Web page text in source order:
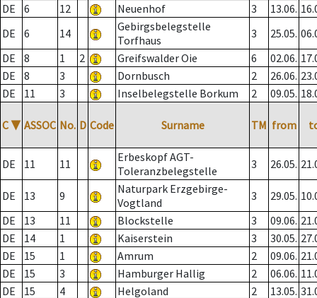
DE
6 12 Neuenhof 3 13.06.
DE
6 14
Gebirgsbelegstelle
Torfhaus
3 25.05.
DE
8 1 2 Greifswalder Oie 6 02.06.
DE
8 3 Dornbusch 2 26.06.
DE
11 3 Inselbelegstelle Borkum 2 09.05.
C ▼ ASSOC No. D Code Surname TM from
DE 11 11
Erbeskopf AGT-
Toleranzbelegstelle
3 26.05.
DE 13 9
Naturpark Erzgebirge-
Vogtland
3 29.05.
DE
13 11 Blockstelle 3 09.06.
DE
14 1 Kaiserstein 3 30.05.
DE
15 1 Amrum 2 09.06.
DE
15 3 Hamburger Hallig 2 06.06.
DE
15 4 Helgoland 2 13.05.